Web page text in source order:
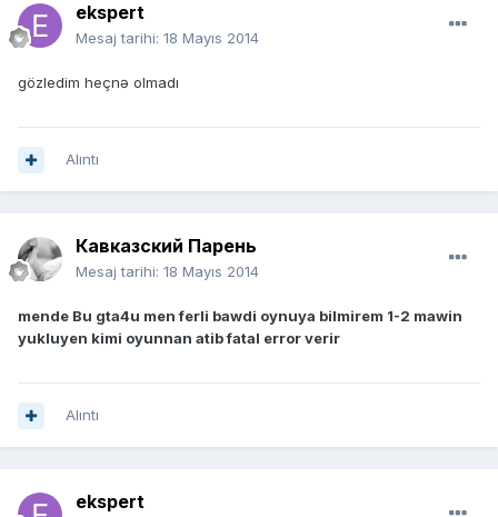
ekspert
Mesaj tarihi: 18 Mayıs 2014
gözledim heçnə olmadı
Alıntı
Кавказский Парень
Mesaj tarihi: 18 Mayıs 2014
mende Bu gta4u men ferli bawdi oynuya bilmirem 1-2 mawin
yukluyen kimi oyunnan atib fatal error verir
Alıntı
ekspert